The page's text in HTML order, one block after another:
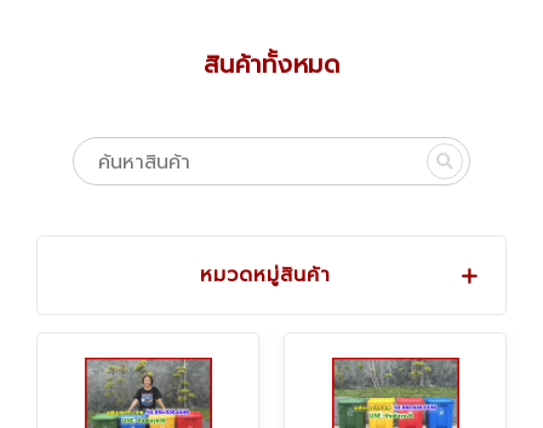
สินค้าทั้งหมด
หมวดหมู่สินค้า